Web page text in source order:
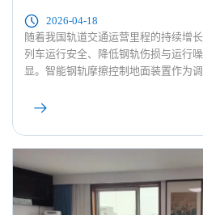
2026-04-18
随着我国轨道交通运营里程的持续增
列车运行安全、降低钢轨伤损与运行
显。智能钢轨摩擦控制地面装置作为